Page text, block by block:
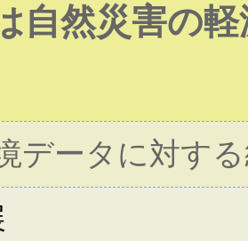
自然災害の
データに対す